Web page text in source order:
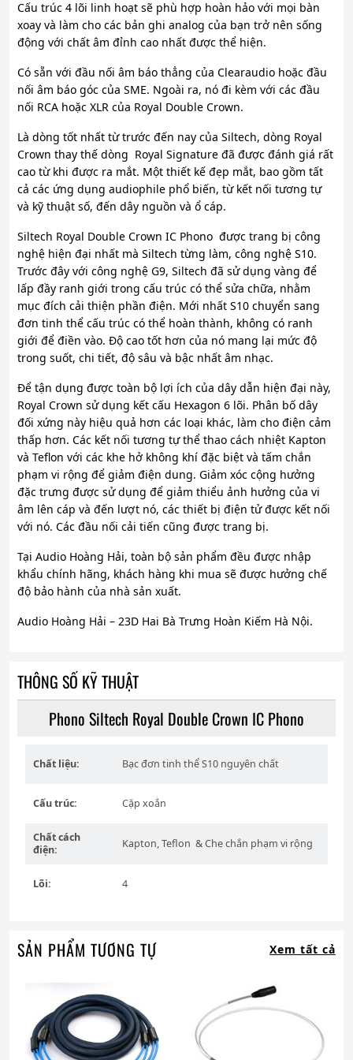
Cấu trúc 4 lõi linh hoạt sẽ phù hợp hoàn hảo với mọi bàn
xoay và làm cho các bản ghi analog của bạn trở nên sống
động với chất âm đỉnh cao nhất được thể hiện.
Có sẵn với đầu nối âm báo thẳng của Clearaudio hoặc đầu
nối âm báo góc của SME. Ngoài ra, nó đi kèm với các đầu
nối RCA hoặc XLR của Royal Double Crown.
Là dòng tốt nhất từ ​​trước đến nay của Siltech, dòng Royal
Crown thay thế dòng Royal Signature đã được đánh giá rất
cao từ khi được ra mắt. Một thiết kế đẹp mắt, bao gồm tất
cả các ứng dụng audiophile phổ biến, từ kết nối tương tự
và kỹ thuật số, đến dây nguồn và ổ cáp.
Siltech Royal Double Crown IC Phono được trang bị công
nghệ hiện đại nhất mà Siltech từng làm, công nghệ S10.
Trước đây với công nghệ G9, Siltech đã sử dụng vàng để
lấp đầy ranh giới trong cấu trúc có thể sửa chữa, nhằm
mục đích cải thiện phần điện. Mới nhất S10 chuyển sang
đơn tinh thể cấu trúc có thể hoàn thành, không có ranh
giới để điền vào. Độ cao tốt hơn của nó mang lại mức độ
trong suốt, chi tiết, độ sâu và bậc nhất âm nhạc.
Để tận dụng được toàn bộ lợi ích của dây dẫn hiện đại này,
Royal Crown sử dụng kết cấu Hexagon 6 lõi. Phân bố dây
đối xứng này hiệu quả hơn các loại khác, làm cho điện cảm
thấp hơn. Các kết nối tương tự thể thao cách nhiệt Kapton
và Teflon với các khe hở không khí đặc biệt và tấm chắn
phạm vi rộng để giảm điện dung. Giảm xóc cộng hưởng
đặc trưng được sử dụng để giảm thiểu ảnh hưởng của vi
âm lên cáp và đến lượt nó, các thiết bị điện tử được kết nối
với nó. Các đầu nối cải tiến cũng được trang bị.
Tại Audio Hoàng Hải, toàn bộ sản phẩm đều được nhập
khẩu chính hãng, khách hàng khi mua sẽ được hưởng chế
độ bảo hành của nhà sản xuất.
Audio Hoàng Hải – 23D Hai Bà Trưng Hoàn Kiếm Hà Nội.
THÔNG SỐ KỸ THUẬT
Phono Siltech Royal Double Crown IC Phono
Chất liệu: Bạc đơn tinh thể S10 nguyên chất
Cấu trúc: Cặp xoắn
Chất cách
điện:
Kapton, Teflon &Che chắn phạm vi rộng
Lõi: 4
SẢN PHẨM TƯƠNG TỰ Xem tất cả